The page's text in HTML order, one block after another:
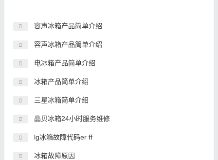
容声冰箱产品简单介绍
容声冰箱产品简单介绍
电冰箱产品简单介绍
冰箱产品简单介绍
三星冰箱简单介绍
晶贝冰箱24小时服务维修
lg冰箱故障代码er ff
冰箱故障原因